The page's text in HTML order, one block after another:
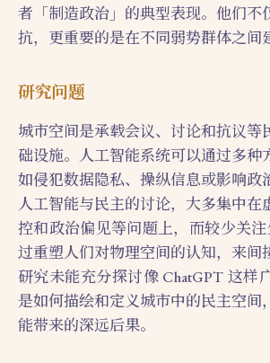
者「制造政治」的典型表现。他们不
抗，更重要的是在不同弱势群体之间
研究问题
城市空间是承载会议、讨论和抗议等
础设施。人工智能系统可以通过多种
如侵犯数据隐私、操纵信息或影响政
人工智能与民主的讨论，大多集中在
控和政治偏见等问题上，而较少关
过重塑人们对物理空间的认知，来间
研究未能充分探讨像 ChatGPT 这样
是如何描绘和定义城市中的民主空间
能带来的深远后果。